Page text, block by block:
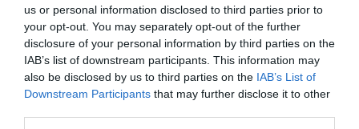
us or personal information disclosed to third parties prior to
your opt-out. You may separately opt-out of the further
disclosure of your personal information by third parties on the
IAB’s list of downstream participants. This information may
also be disclosed by us to third parties on the IAB’s List of
Downstream Participants that may further disclose it to other